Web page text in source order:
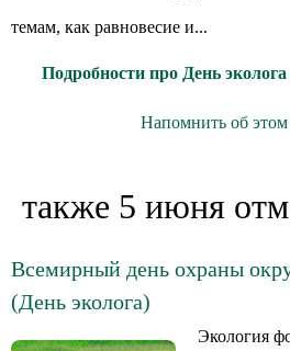
темам, как равновесие и...
Подробности про День
Напомнить об
также 5 июня
Всемирный день охраны
(День эколога)
Экология